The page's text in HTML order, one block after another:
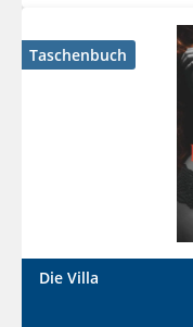
Taschenbuch
Die Villa